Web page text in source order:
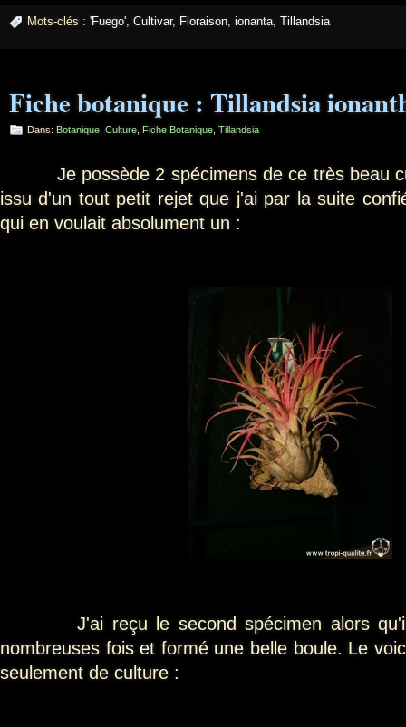
Mots-clés : 'Fuego', Cultivar, Floraison, ionanta, Tillandsia
Fiche botanique : Tillandsia
Dans: Botanique Culture Fiche Botanique Tillandsia
Je possède 2 spécimens de ce très beau
issu d'un tout petit rejet que j'ai par la suite
qui en voulait absolument un :
J'ai reçu le second spécimen alors qu'il
nombreuses fois et formé une belle boule. Le
seulement de culture :